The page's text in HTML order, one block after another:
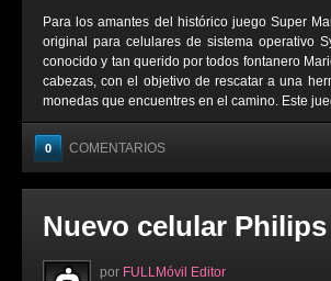
Para los amantes del histórico juego Super
original para celulares de sistema operativo
conocido y tan querido por todos fontanero
cabezas, con el objetivo de rescatar a una
monedas que encuentres en el camino. Este
0 COMENTARIOS
Nuevo celular Philips
por FULLMóvil Editor